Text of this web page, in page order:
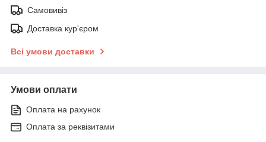
Самовивіз
Доставка кур'єром
Всі умови доставки
Умови оплати
Оплата на рахунок
Оплата за реквізитами